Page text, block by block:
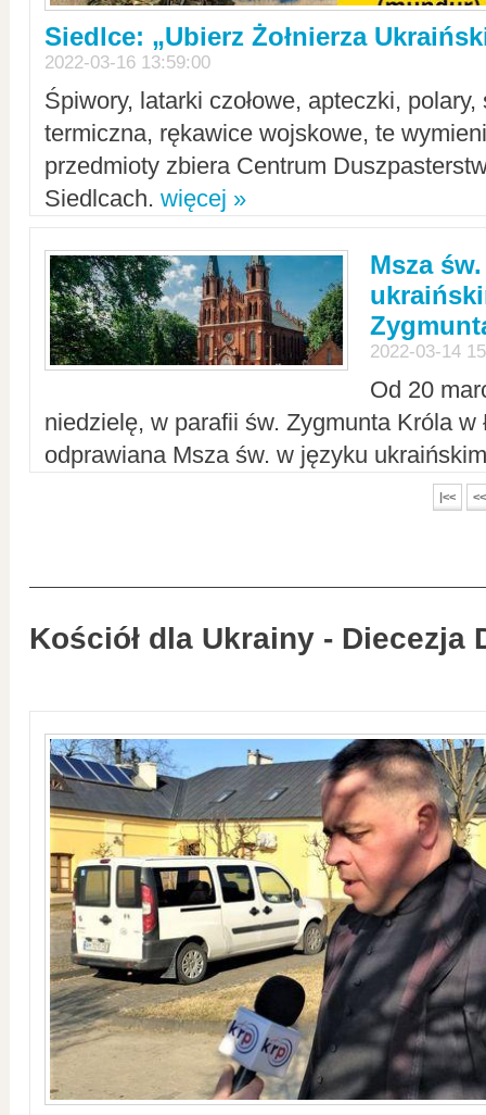
Siedlce: „Ubierz Żołnierza
2022-03-16 13:59:00
Śpiwory, latarki czołowe, apteczki,
termiczna, rękawice wojskowe, te
przedmioty zbiera Centrum
Siedlcach. więcej »
Msza
2022-03-14
Od 20
niedzielę, w parafii św. Zygmunta Króla w
odprawiana Msza św. w języku
|<< <<
Kościół dla Ukrainy - Diecezja